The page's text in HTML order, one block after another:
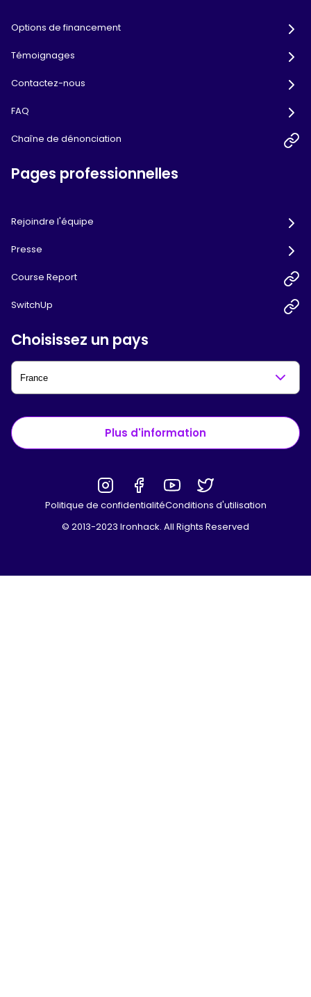
Options de financement
Témoignages
Contactez-nous
FAQ
Chaîne de dénonciation
Pages professionnelles
Rejoindre l'équipe
Presse
Course Report
SwitchUp
Choisissez un pays
Plus d'information
Politique de confidentialitéConditions d'utilisation
© 2013-2023 Ironhack. All Rights Reserved